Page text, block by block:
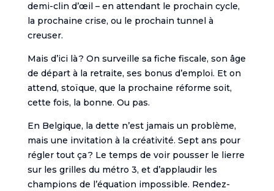
demi-clin d’œil – en attendant le prochain cycle,
la prochaine crise, ou le prochain tunnel à
creuser.
Mais d’ici là ? On surveille sa fiche fiscale, son âge
de départ à la retraite, ses bonus d’emploi. Et on
attend, stoïque, que la prochaine réforme soit,
cette fois, la bonne. Ou pas.
En Belgique, la dette n’est jamais un problème,
mais une invitation à la créativité. Sept ans pour
régler tout ça ? Le temps de voir pousser le lierre
sur les grilles du métro 3, et d’applaudir les
champions de l’équation impossible. Rendez-